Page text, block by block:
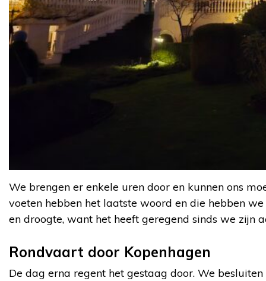
We brengen er enkele uren door en kunnen ons
voeten hebben het laatste woord en die hebben
en droogte, want het heeft geregend sinds we zijn
Rondvaart door Kopenhagen
De dag erna regent het gestaag door. We